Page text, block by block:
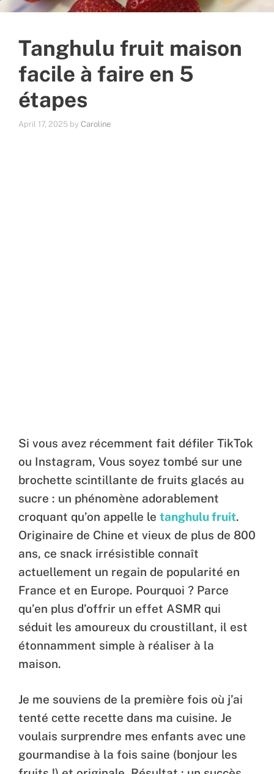
Tanghulu fruit maison
facile à faire en 5
étapes
April 17, 2025 by Caroline
Si vous avez récemment fait défiler TikTok
ou Instagram, Vous soyez tombé sur une
brochette scintillante de fruits glacés au
sucre : un phénomène adorablement
croquant qu’on appelle le tanghulu fruit.
Originaire de Chine et vieux de plus de 800
ans, ce snack irrésistible connaît
actuellement un regain de popularité en
France et en Europe. Pourquoi ? Parce
qu’en plus d’offrir un effet ASMR qui
séduit les amoureux du croustillant, il est
étonnamment simple à réaliser à la
maison.
Je me souviens de la première fois où j’ai
tenté cette recette dans ma cuisine. Je
voulais surprendre mes enfants avec une
gourmandise à la fois saine (bonjour les